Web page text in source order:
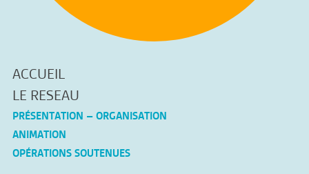
ACCUEIL
LE RESEAU
PRÉSENTATION – ORGANISATION
ANIMATION
OPÉRATIONS SOUTENUES